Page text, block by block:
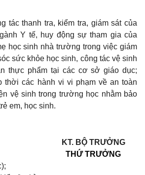
tác thanh tra, kiểm tra, giám sát của
Y tế, huy động sự tham gia của
học sinh nhà trường trong việc giám
sức khỏe học sinh, công tác vệ sinh
thực phẩm tại các cơ sở giáo dục;
thời các hành vi vi phạm về an toàn
vệ sinh trong trường học nhằm bảo
em, học sinh.
KT. BỘ TRƯỞNG
THỨ TRƯỞNG